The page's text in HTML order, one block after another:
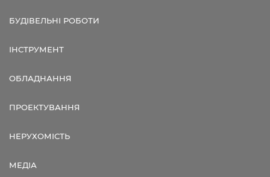
БУДІВЕЛЬНІ РОБОТИ
ІНСТРУМЕНТ
ОБЛАДНАННЯ
ПРОЕКТУВАННЯ
НЕРУХОМІСТЬ
МЕДІА